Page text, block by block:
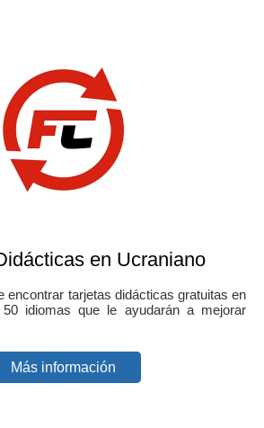
en Ucraniano
encontrar tarjetas didácticas gratuitas en
idiomas que le ayudarán a mejorar
Más información